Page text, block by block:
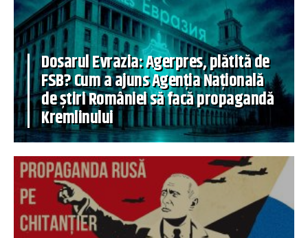
Dosarul Evrazia: Agerpres, plătită de
FSB? Cum a ajuns Agenția Națională
de știri României să facă propagandă
Kremlinului